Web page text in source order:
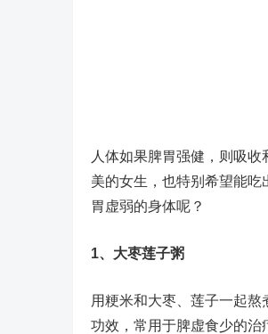
人体如果脾胃强健，则吸
美的女生，也特别希望能
胃虚弱的身体呢？
1、大枣莲子粥
用粳米和大枣、莲子一起
功效，常用于脾虚食少的治